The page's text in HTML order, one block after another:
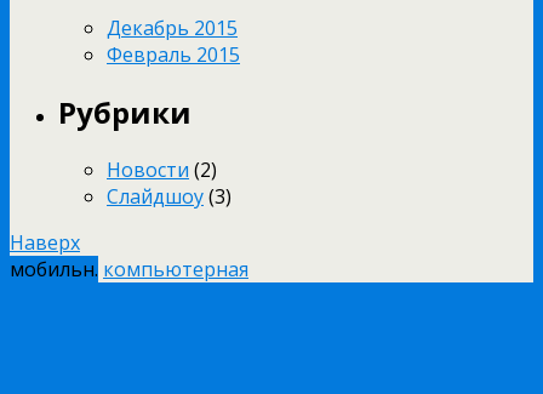
Декабрь 2015
Февраль 2015
Рубрики
Новости (2)
Слайдшоу(3)
Наверх
мобильн. компьютерная